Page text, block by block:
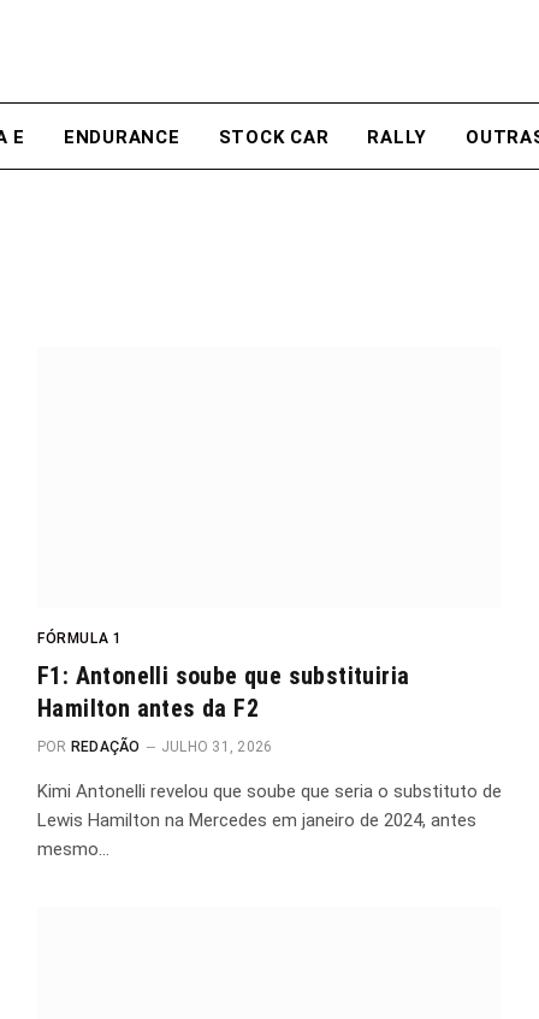
E ENDURANCE STOCK CAR RALLY
FÓRMULA 1
F1: Antonelli soube que substituiria
Hamilton antes da F2
POR REDAÇÃO JULHO 31, 2026
Kimi Antonelli revelou que soube que seria o substituto de
Lewis Hamilton na Mercedes em janeiro de 2024, antes
mesmo…